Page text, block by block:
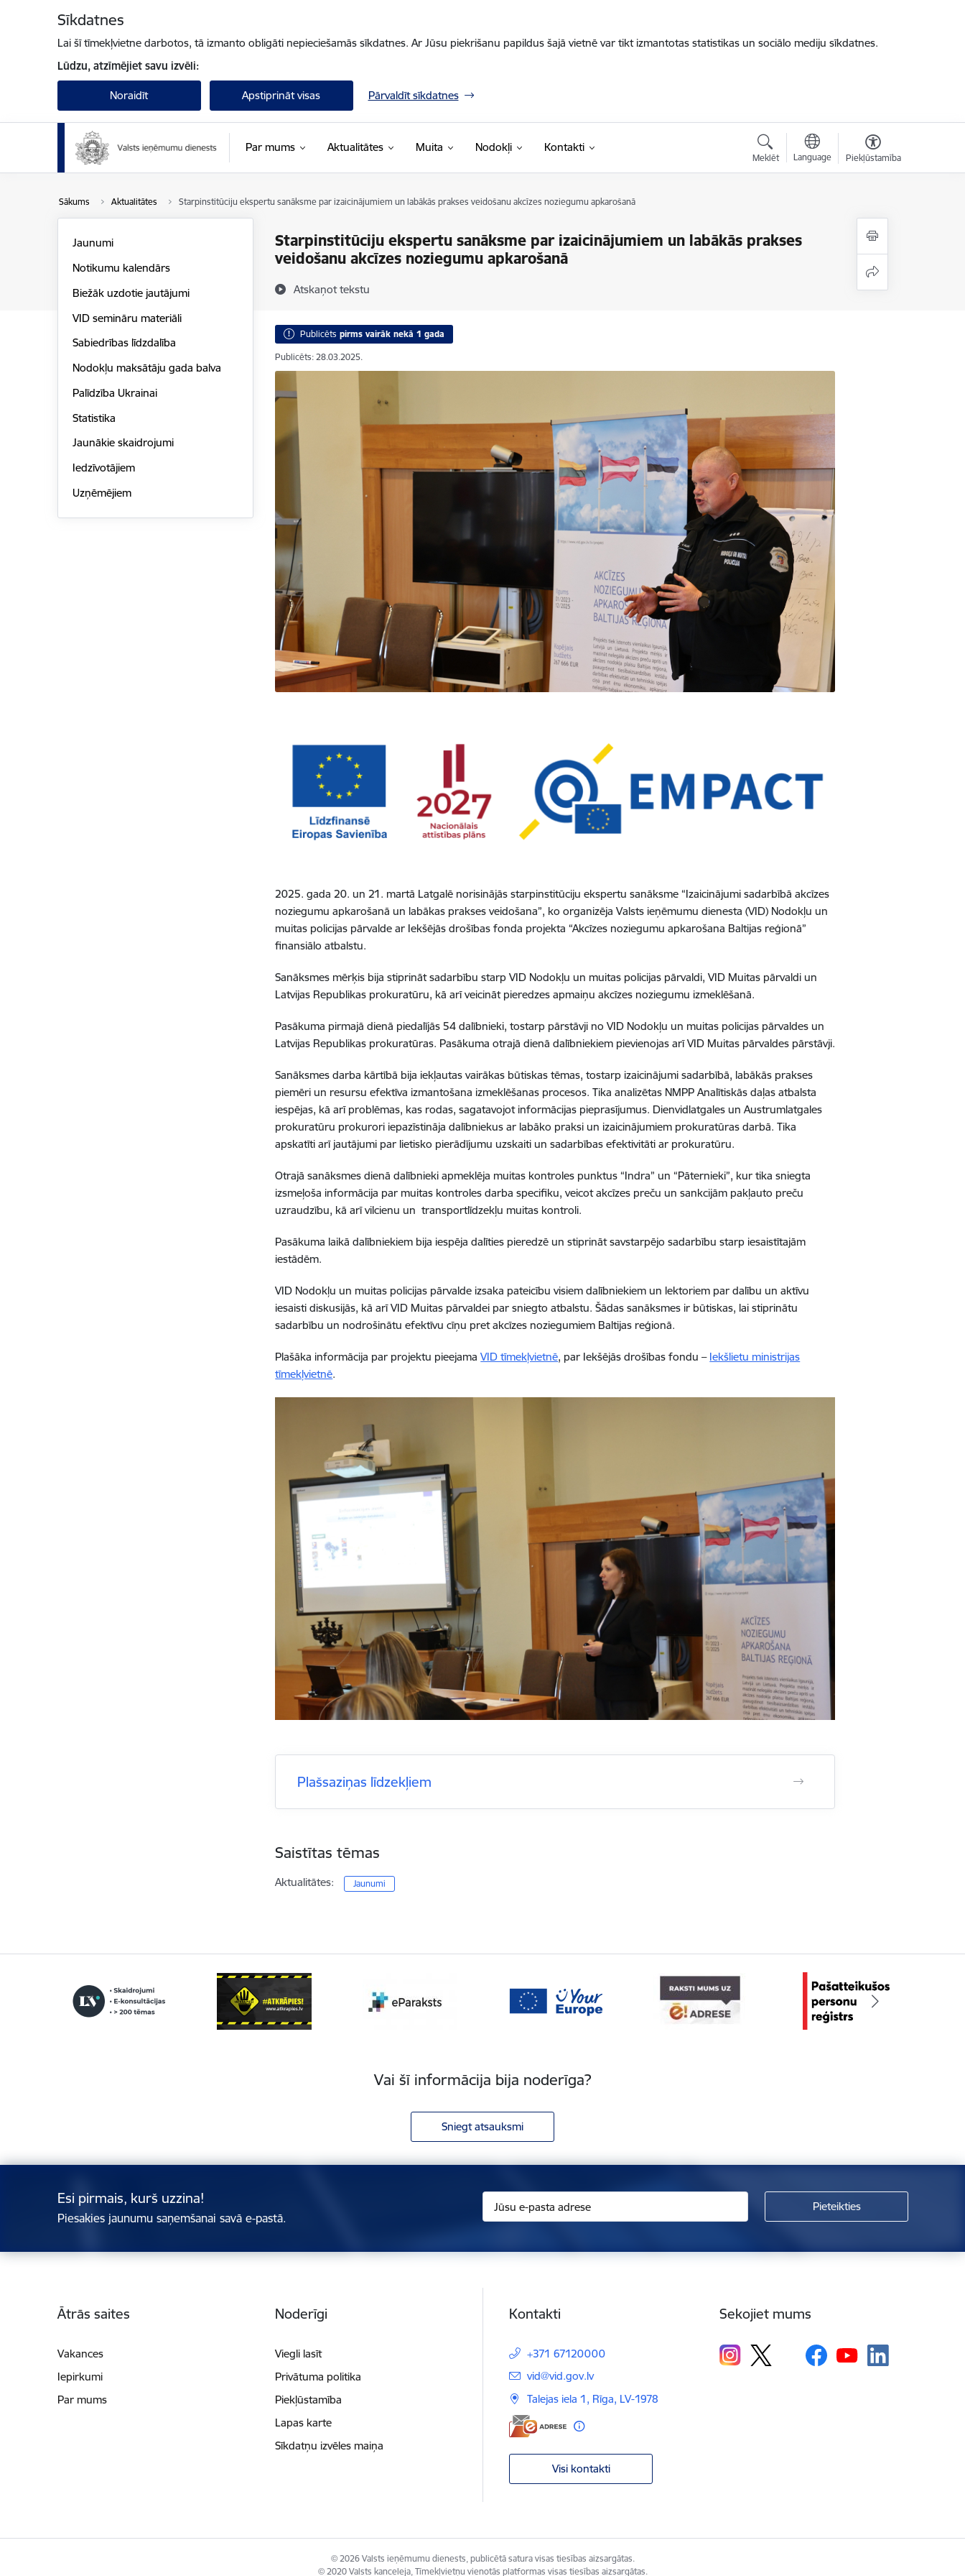
Sīkdatnes
Lai šī tīmekļvietne darbotos, tā izmanto obligāti nepieciešamās sīkdatnes. Ar Jūsu piekrišanu papildus šajā vietnē var tikt izmantotas statistikas un sociālo mediju sīkdatnes.
Lūdzu, atzīmējiet savu izvēli:
Noraidīt Apstiprināt visas Pārvaldīt sīkdatnes
Par mums Aktualitātes Muita Nodokļi Kontakti
Meklēt Language Piekļūstamība
Sākums Aktualitātes Starpinstitūciju ekspertu sanāksme par izaicinājumiem un labākās prakses veidošanu akcīzes noziegumu apkarošanā
Starpinstitūciju ekspertu sanāksme par izaicinājumiem un labākās prakses
veidošanu akcīzes noziegumu apkarošanā
Atskaņot tekstu
Jaunumi
Notikumu kalendārs
Biežāk uzdotie jautājumi
VID semināru materiāli
Sabiedrības līdzdalība
Nodokļu maksātāju gada balva
Palīdzība Ukrainai
Statistika
Jaunākie skaidrojumi
Iedzīvotājiem
Uzņēmējiem
Publicēts pirms vairāk nekā 1 gada
Publicēts: 28.03.2025.
2025. gada 20. un 21. martā Latgalē norisinājās starpinstitūciju ekspertu sanāksme “Izaicinājumi sadarbībā akcīzes
noziegumu apkarošanā un labākas prakses veidošana”, ko organizēja Valsts ieņēmumu dienesta (VID) Nodokļu un
muitas policijas pārvalde ar Iekšējās drošības fonda projekta “Akcīzes noziegumu apkarošana Baltijas reģionā”
finansiālo atbalstu.
Sanāksmes mērķis bija stiprināt sadarbību starp VID Nodokļu un muitas policijas pārvaldi, VID Muitas pārvaldi un
Latvijas Republikas prokuratūru, kā arī veicināt pieredzes apmaiņu akcīzes noziegumu izmeklēšanā.
Pasākuma pirmajā dienā piedalījās 54 dalībnieki, tostarp pārstāvji no VID Nodokļu un muitas policijas pārvaldes un
Latvijas Republikas prokuratūras. Pasākuma otrajā dienā dalībniekiem pievienojas arī VID Muitas pārvaldes pārstāvji.
Sanāksmes darba kārtībā bija iekļautas vairākas būtiskas tēmas, tostarp izaicinājumi sadarbībā, labākās prakses
piemēri un resursu efektīva izmantošana izmeklēšanas procesos. Tika analizētas NMPP Analītiskās daļas atbalsta
iespējas, kā arī problēmas, kas rodas, sagatavojot informācijas pieprasījumus. Dienvidlatgales un Austrumlatgales
prokuratūru prokurori iepazīstināja dalībniekus ar labāko praksi un izaicinājumiem prokuratūras darbā. Tika
apskatīti arī jautājumi par lietisko pierādījumu uzskaiti un sadarbības efektivitāti ar prokuratūru.
Otrajā sanāksmes dienā dalībnieki apmeklēja muitas kontroles punktus “Indra” un “Pāternieki”, kur tika sniegta
izsmeļoša informācija par muitas kontroles darba specifiku, veicot akcīzes preču un sankcijām pakļauto preču
uzraudzību, kā arī vilcienu un transportlīdzekļu muitas kontroli.
Pasākuma laikā dalībniekiem bija iespēja dalīties pieredzē un stiprināt savstarpējo sadarbību starp iesaistītajām
iestādēm.
VID Nodokļu un muitas policijas pārvalde izsaka pateicību visiem dalībniekiem un lektoriem par dalību un aktīvu
iesaisti diskusijās, kā arī VID Muitas pārvaldei par sniegto atbalstu. Šādas sanāksmes ir būtiskas, lai stiprinātu
sadarbību un nodrošinātu efektīvu cīņu pret akcīzes noziegumiem Baltijas reģionā.
Plašāka informācija par projektu pieejamaVID tīmekļvietnē, par Iekšējās drošības fondu – Iekšlietu ministrijas
tīmekļvietnē.
Plašsaziņas līdzekļiem
Saistītas tēmas
Aktualitātes: Jaunumi
Vai šī informācija bija noderīga?
Sniegt atsauksmi
Esi pirmais, kurš uzzina!
Piesakies jaunumu saņemšanai savā e-pastā.
Ātrās saites
Vakances
Iepirkumi
Par mums
Noderīgi
Viegli lasīt
Privātuma politika
Piekļūstamība
Lapas karte
Sīkdatņu izvēles maiņa
Kontakti
+371 67120000
E-pasts:
vid@vid.gov.lv
Talejas iela 1, Rīga, LV-1978
Visi kontakti
Sekojiet mums
© 2026 Valsts ieņēmumu dienests, publicētā satura visas tiesības aizsargātas.
© 2020 Valsts kanceleja, Tīmekļvietņu vienotās platformas visas tiesības aizsargātas.